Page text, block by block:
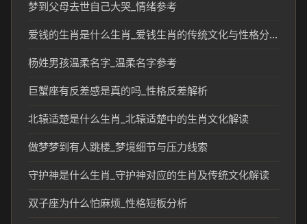
梦到父母去世自己大哭_情绪参考
爱钱的生肖是什么生肖_爱钱生肖的传统文化与性格分析
杨姓男孩温柔名字_温柔名字参考
巨蟹座有反差感是真的吗_性格反差解析
北辕适楚是什么生肖_北辕适楚中的生肖文化解读
做梦梦到有人跳楼_梦境细节与压力线索
守护神是什么生肖_守护神对应的生肖及传统文化解读
双子座为什么怕麻烦_性格短板分析